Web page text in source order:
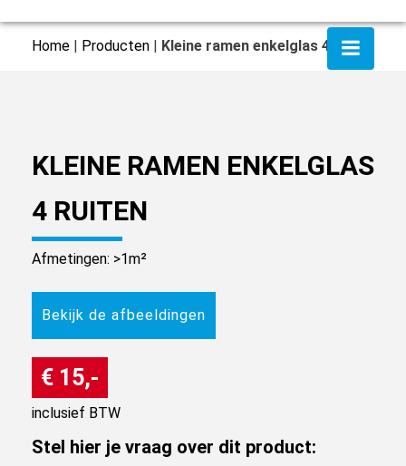
Home | Producten | Kleine ramen enkelglas 4 ruiten
KLEINE RAMEN ENKELGLAS
4 RUITEN
Afmetingen: >1m²
Bekijk de afbeeldingen
€ 15,-
inclusief BTW
Stel hier je vraag over dit product: